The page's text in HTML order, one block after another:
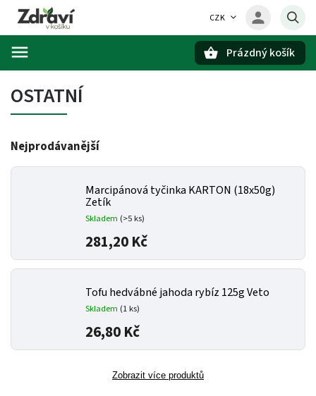
CZK
Prázdný košík
OSTATNÍ
Nejprodávanější
Marcipánová tyčinka KARTON (18x50g)
Zetík
Skladem (>5 ks)
281,20 Kč
Tofu hedvábné jahoda rybíz 125g Veto
Skladem (1 ks)
26,80 Kč
Zobrazit více produktů